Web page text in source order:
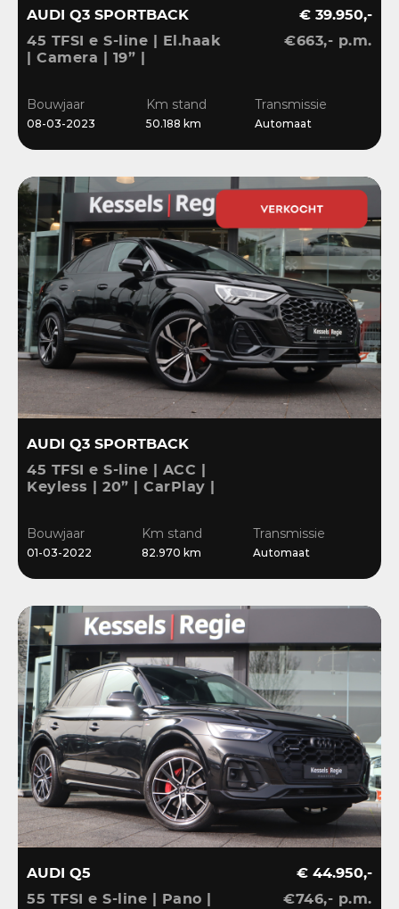
AUDI Q3 SPORTBACK
45 TFSI e S-line | El.haak
| Camera | 19” |
€ 39.950,-
€663,- p.m.
Bouwjaar
08-03-2023
Km stand
50.188 km
Transmissie
Automaat
AUDI Q3 SPORTBACK
45 TFSI e S-line | ACC |
Keyless | 20” | CarPlay |
Bouwjaar
01-03-2022
Km stand
82.970 km
Transmissie
Automaat
AUDI Q5
55 TFSI e S-line | Pano |
€ 44.950,-
€746,- p.m.